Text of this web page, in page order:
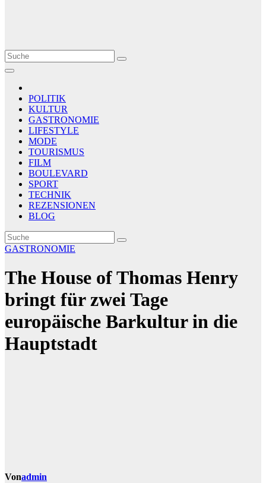
Le Matin
AGENCE DE PRESSE
POLITIK
KULTUR
GASTRONOMIE
LIFESTYLE
MODE
TOURISMUS
FILM
BOULEVARD
SPORT
TECHNIK
REZENSIONEN
BLOG
GASTRONOMIE
The House of Thomas Henry
bringt für zwei Tage
europäische Barkultur in die
Hauptstadt
Vonadmin